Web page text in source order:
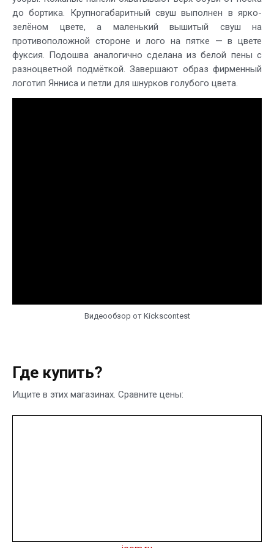
до бортика. Крупногабаритный свуш выполнен в ярко-
зелёном цвете, а маленький вышитый свуш на
противоположной стороне и лого на пятке — в цвете
фуксия. Подошва аналогично сделана из белой пены с
разноцветной подмёткой. Завершают образ фирменный
логотип Янниса и петли для шнурков голубого цвета.
Видеообзор от Kickscontest
Где купить?
Ищите в этих магазинах. Сравните цены: